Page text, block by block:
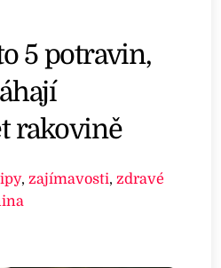
5 potravin,
rakovině
, zajímavosti, zdravé